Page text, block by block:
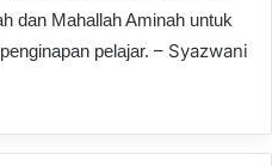
dan Mahallah Aminah untuk
pelajar. – Syazwani